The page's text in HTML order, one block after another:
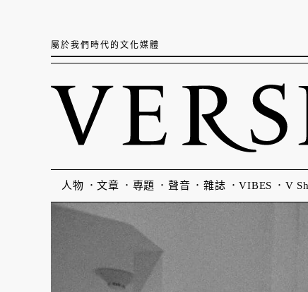
屬於我們時代的文化媒體
人物 文章 專題 聲音 雜誌 VIBES V